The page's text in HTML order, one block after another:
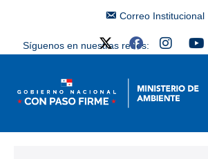
Correo Institucional
Síguenos en nuestras redes: